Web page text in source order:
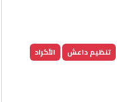
تنظيم داعش الأكراد